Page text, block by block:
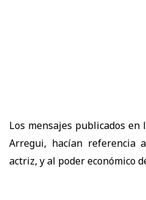
Los mensajes publicados
Arregui, hacían referencia
actriz, y al poder económico